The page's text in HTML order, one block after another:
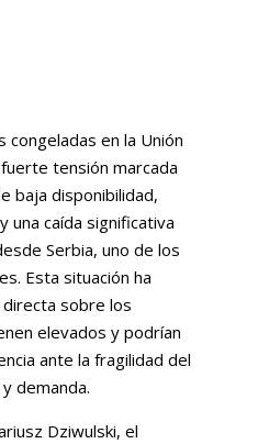
congeladas en la Unión
tensión marcada
baja disponibilidad,
una caída significativa
Serbia, uno de los
Esta situación ha
sobre los
elevados y podrían
ante la fragilidad del
demanda.
Dziwulski, el